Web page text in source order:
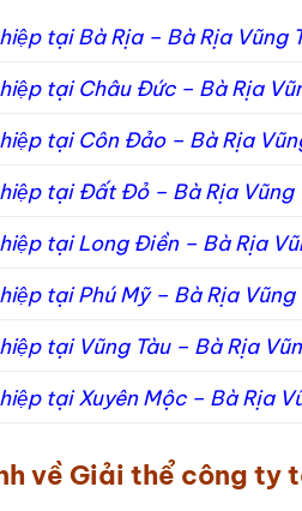
tại Bà Rịa – Bà Rịa Vũng
tại Châu Đức – Bà Rịa
tại Côn Đảo – Bà Rịa
tại Đất Đỏ – Bà Rịa Vũng
tại Long Điền – Bà Rịa
tại Phú Mỹ – Bà Rịa Vũng
tại Vũng Tàu – Bà Rịa
tại Xuyên Mộc – Bà Rịa
về Giải thể công ty